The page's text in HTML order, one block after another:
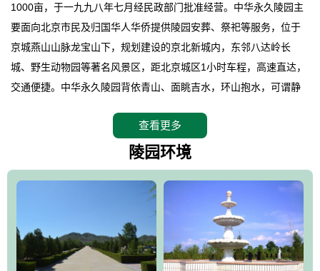
1000亩，于一九九八年七月经民政部门批准经营。中华永久陵园主
要面向北京市民及归国华人华侨提供陵园安葬、祭祀等服务，位于
京城燕山山脉龙宝山下，规划建设的京北新城内，东邻八达岭长
城、野生动物园等著名风景区，距北京城区1小时车程，高速直达，
交通便捷。中华永久陵园背依青山、面眺吉水，环山抱水，可谓静
地。在总体设计上完全以中国传统文化作为前渠，由三条山脊环绕
而成，宛如一把太师椅，呈坐南朝北向，左青龙，右白虎，前朱
环绕挡住了外界的风吹，流动的生气遇到官厅的水又止住了，正好
符合山环水抱，藏风纳气的要求。中华永久陵园风景庄重典雅、气
势如宏，是华北地区最大的平川式墓园，陵园以皇家建筑风格为载
体吸取现代园林艺术之精华
查看更多
陵园环境